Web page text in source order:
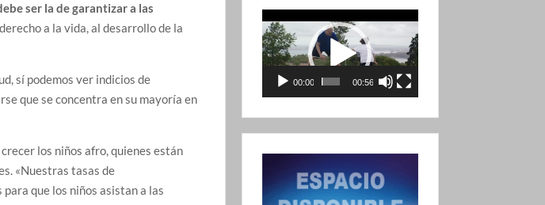
ser la de garantizar a las
a la vida, al desarrollo de la
sí podemos ver indicios de
que se concentra en su mayoría en
los niños afro, quienes están
«Nuestras tasas de
que los niños asistan a las
Reproductor
de
vídeo
00:00 00:56